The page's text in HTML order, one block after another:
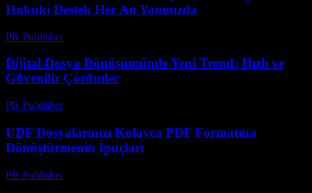
Hukuki Destek Her An Yanınızda
PR Publisher-
Dijital Dosya Dönüşümünde Yeni Trend: Hızlı ve
Güvenilir Çözümler
PR Publisher-
UDF Dosyalarınızı Kolayca PDF Formatına
Dönüştürmenin İpuçları
PR Publisher-